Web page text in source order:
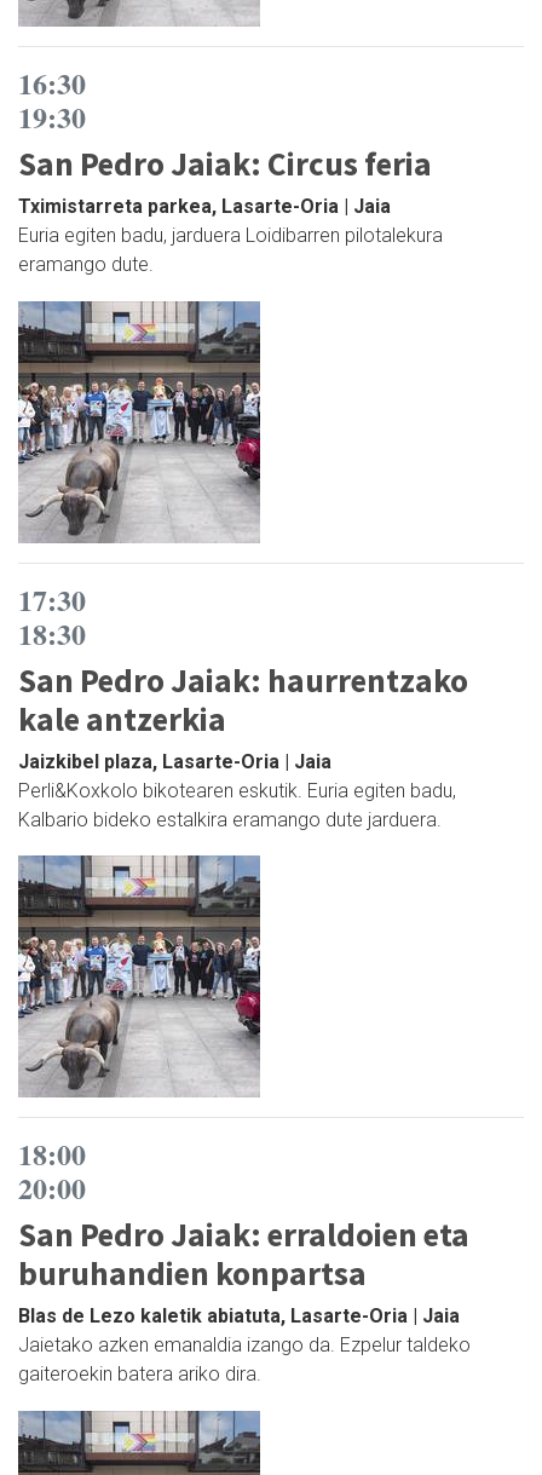
16:30
19:30
San Pedro Jaiak: Circus feria
Tximistarreta parkea, Lasarte-Oria | Jaia
Euria egiten badu, jarduera Loidibarren pilotalekura
eramango dute.
17:30
18:30
San Pedro Jaiak: haurrentzako
kale antzerkia
Jaizkibel plaza, Lasarte-Oria | Jaia
Perli&Koxkolo bikotearen eskutik. Euria egiten badu,
Kalbario bideko estalkira eramango dute jarduera.
18:00
20:00
San Pedro Jaiak: erraldoien eta
buruhandien konpartsa
Blas de Lezo kaletik abiatuta, Lasarte-Oria | Jaia
Jaietako azken emanaldia izango da. Ezpelur taldeko
gaiteroekin batera ariko dira.